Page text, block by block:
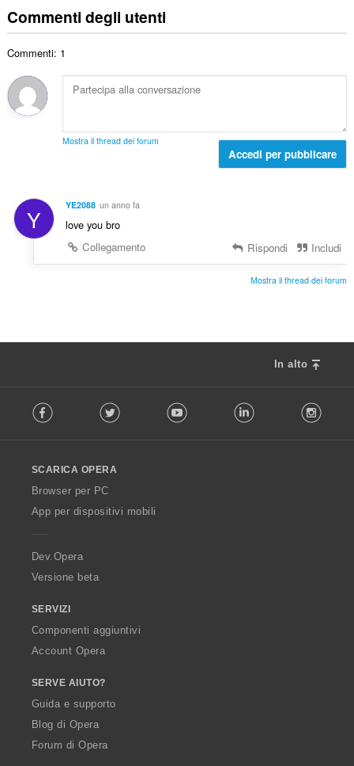
:u
d
i
:
d
i
u
d
z
i
o
t
e
d
i
z
e
t
o
l
g
d
i
Commenti degli utenti
Commenti: 1
Mostra il thread dei forum
Accedi per pubblicare
Y YE2088 un anno fa
love you bro
Collegamento
Rispondi Includi
Mostra il thread dei forum
In alto
o
w
O
p
a
Facebook Twitter Youtube LinkedIn
SCARICA OPERA
Browser per PC
App per dispositivi mobili
Dev.Opera
Versione beta
SERVIZI
Componenti aggiuntivi
Account Opera
SERVE AIUTO?
Guida e supporto
Blog di Opera
Forum di Opera